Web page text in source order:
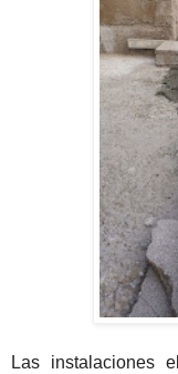
Las instalaciones